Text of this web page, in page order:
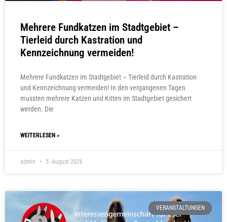
Mehrere Fundkatzen im Stadtgebiet –
Tierleid durch Kastration und
Kennzeichnung vermeiden!
Mehrere Fundkatzen im Stadtgebiet – Tierleid durch Kastration
und Kennzeichnung vermeiden! In den vergangenen Tagen
mussten mehrere Katzen und Kitten im Stadtgebiet gesichert
werden. Die
WEITERLESEN »
admin 5. August 2026
VERANSTALTUNGEN